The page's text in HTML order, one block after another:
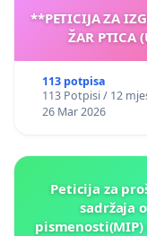
**PETICIJA ZA
ŽAR PTICA
113 potpisa
113 Potpisi / 12
26 Mar 2026
Peticija za
sadržaja